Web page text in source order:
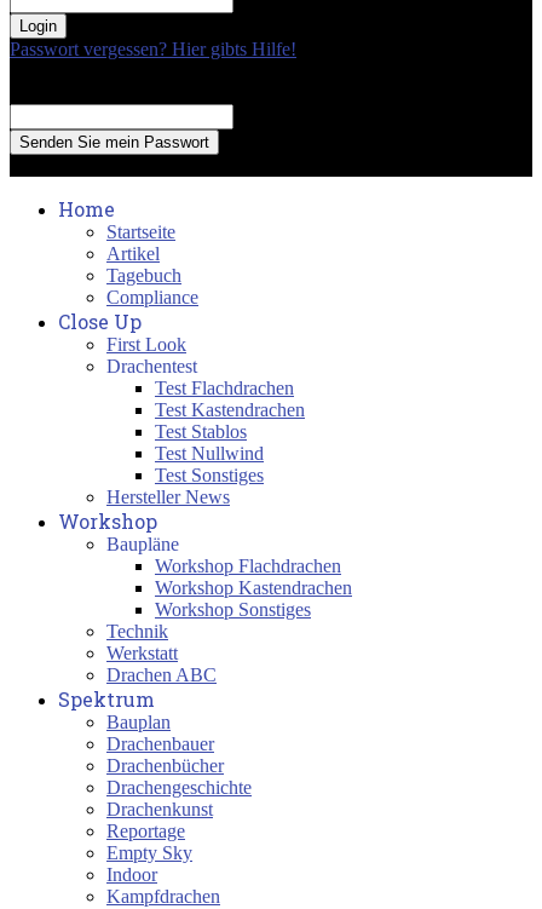
Passwort vergessen? Hier gibts Hilfe!
Home
Startseite
Artikel
Tagebuch
Compliance
Close Up
First Look
Drachentest
Test Flachdrachen
Test Kastendrachen
Test Stablos
Test Nullwind
Test Sonstiges
Hersteller News
Workshop
Baupläne
Workshop Flachdrachen
Workshop Kastendrachen
Workshop Sonstiges
Technik
Werkstatt
Drachen ABC
Spektrum
Bauplan
Drachenbauer
Drachenbücher
Drachengeschichte
Drachenkunst
Reportage
Empty Sky
Indoor
Kampfdrachen